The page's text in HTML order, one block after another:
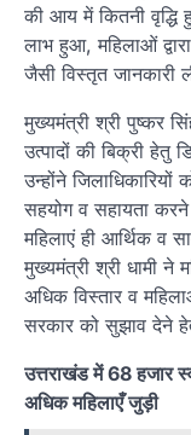
की आय में कितनी वृद्धि
लाभ हुआ, महिलाओं
जैसी विस्तृत जानकारी
मुख्यमंत्री श्री पुष्कर
उत्पादों की बिक्री हेतु
उन्होंने
सहयोग व सहायता
महिलाएं ही आर्थिक व
मुख्यमंत्री श्री धामी
अधिक विस्तार व
सरकार को सुझाव देने
उत्तराखंड में 68 हजार
अधिक महिलाएँ जुड़ी